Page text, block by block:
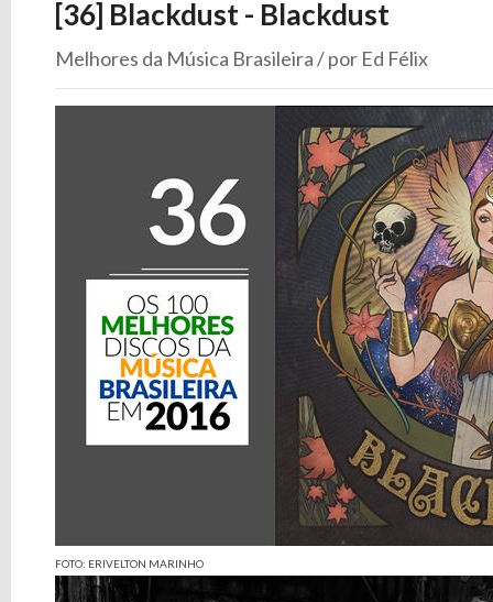
[36] Blackdust - Blackdust
Melhores da Música Brasileira / por Ed Félix
FOTO: ERIVELTON MARINHO